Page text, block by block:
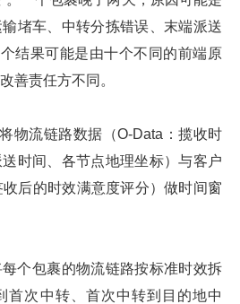
堵车、中转分拣错误、末端派送
结果可能是由十个不同的前端原
善责任方不同。
物流链路数据（O-Data：揽收时
时间、各节点地理坐标）与客户
后的时效满意度评分）做时间窗
个包裹的物流链路按标准时效拆
首次中转、首次中转到目的地中